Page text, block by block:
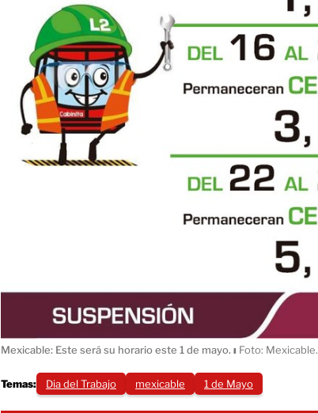
Mexicable: Este será su horario este 1 de mayo. ı Foto: Mexicable.
Temas: Dia del Trabajo mexicable 1 de Mayo